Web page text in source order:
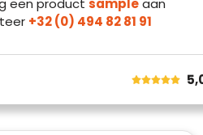
+32 (0) 494 82 81 91
en waarvan
basis van
dan 1% van de